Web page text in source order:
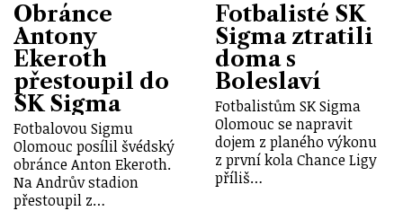
Obránce
Antony
Ekeroth
přestoupil do
SK Sigma
Fotbalovou Sigmu
Olomouc posílil švédský
obránce Anton Ekeroth.
Na Andrův stadion
přestoupil z…
Fotbalisté SK
Sigma ztratili
doma s
Boleslaví
Fotbalistům SK Sigma
Olomouc se napravit
dojem z planého výkonu
z první kola Chance Ligy
příliš…